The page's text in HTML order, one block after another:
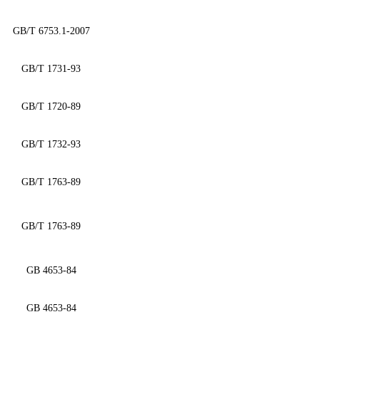
GB/T 6753.1-2007
GB/T 1731-93
GB/T 1720-89
GB/T 1732-93
GB/T 1763-89
GB/T 1763-89
GB 4653-84
GB 4653-84